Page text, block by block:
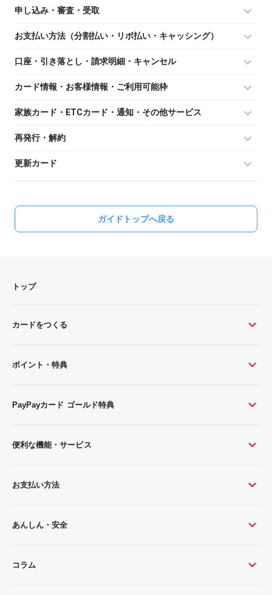
申し込み・審査・受取
お支払い方法（分割払い・リボ払い・キャッシング）
口座・引き落とし・請求明細・キャンセル
カード情報・お客様情報・ご利用可能枠
家族カード・ETCカード・通知・その他サービス
再発行・解約
更新カード
ガイドトップへ戻る
トップ
カードをつくる
ポイント・特典
PayPayカード ゴールド特典
便利な機能・サービス
お支払い方法
あんしん・安全
コラム